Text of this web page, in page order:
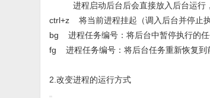
进程启动后台后会直接放入后台运行，
ctrl+z 将当前进程挂起（调入后台并停止执
bg 进程任务编号：将后台中暂停执行的
fg 进程任务编号：将后台任务重新恢复到
2.改变进程的运行方式